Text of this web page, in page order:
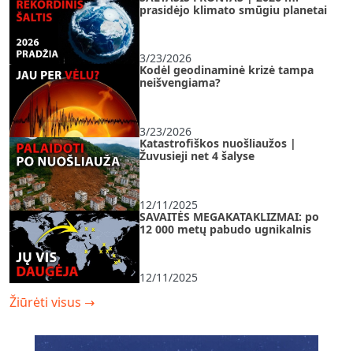
prasidėjo klimato smūgiu planetai
3/23/2026
Kodėl geodinaminė krizė tampa
neišvengiama?
3/23/2026
Katastrofiškos nuošliaužos |
Žuvusieji net 4 šalyse
12/11/2025
SAVAITĖS MEGAKATAKLIZMAI: po
12 000 metų pabudo ugnikalnis
12/11/2025
Žiūrėti visus →